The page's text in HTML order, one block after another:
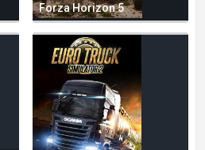
Forza Horizon 5